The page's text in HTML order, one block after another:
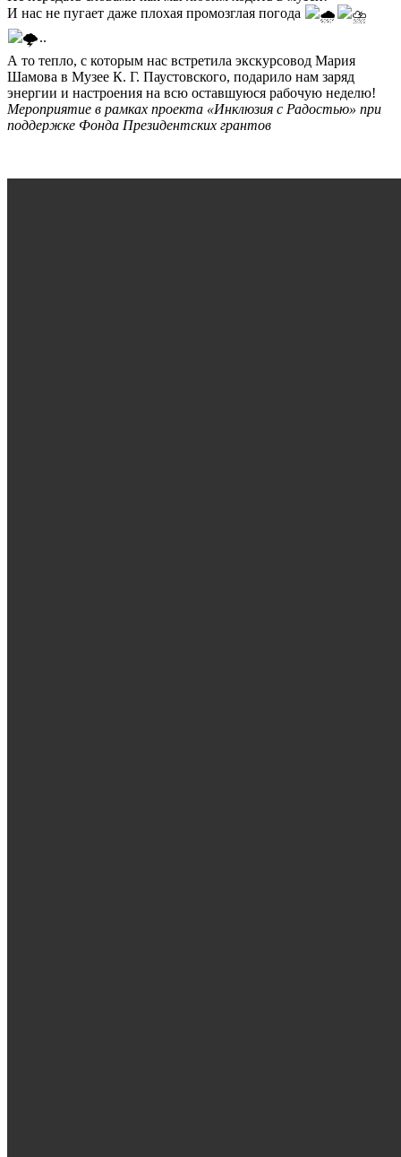
И нас не пугает даже плохая промозглая погода
..
А то тепло, с которым нас встретила экскурсовод Мария
Шамова в Музее К. Г. Паустовского, подарило нам заряд
энергии и настроения на всю оставшуюся рабочую неделю!
Мероприятие в рамках проекта «Инклюзия с Радостью» при
поддержке Фонда Президентских грантов